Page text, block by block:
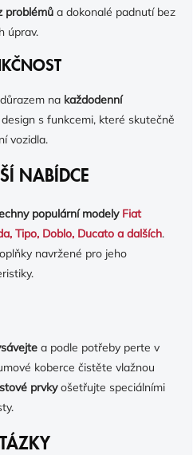
problémů a dokonalé padnutí bez
úprav.
na každodenní
s funkcemi, které skutečně
vozidla.
NABÍDCE
populární modely Fiat
Tipo, Doblo, Ducato a dalších.
navržené pro jeho
a podle potřeby perte v
koberce čistěte vlažnou
prvkyošetřujte speciálními